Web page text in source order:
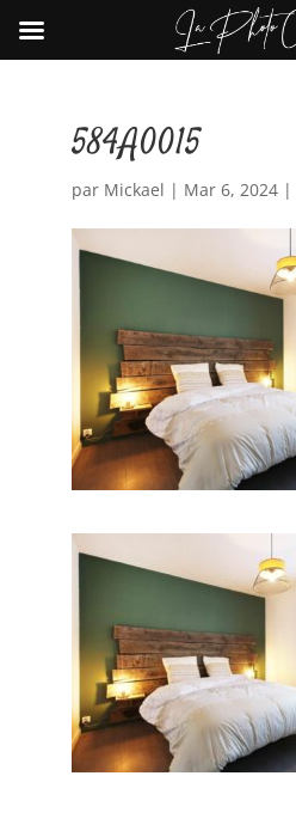
584A0015
par Mickael | Mar 6, 2024|